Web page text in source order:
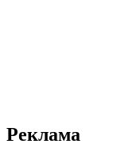
Реклама